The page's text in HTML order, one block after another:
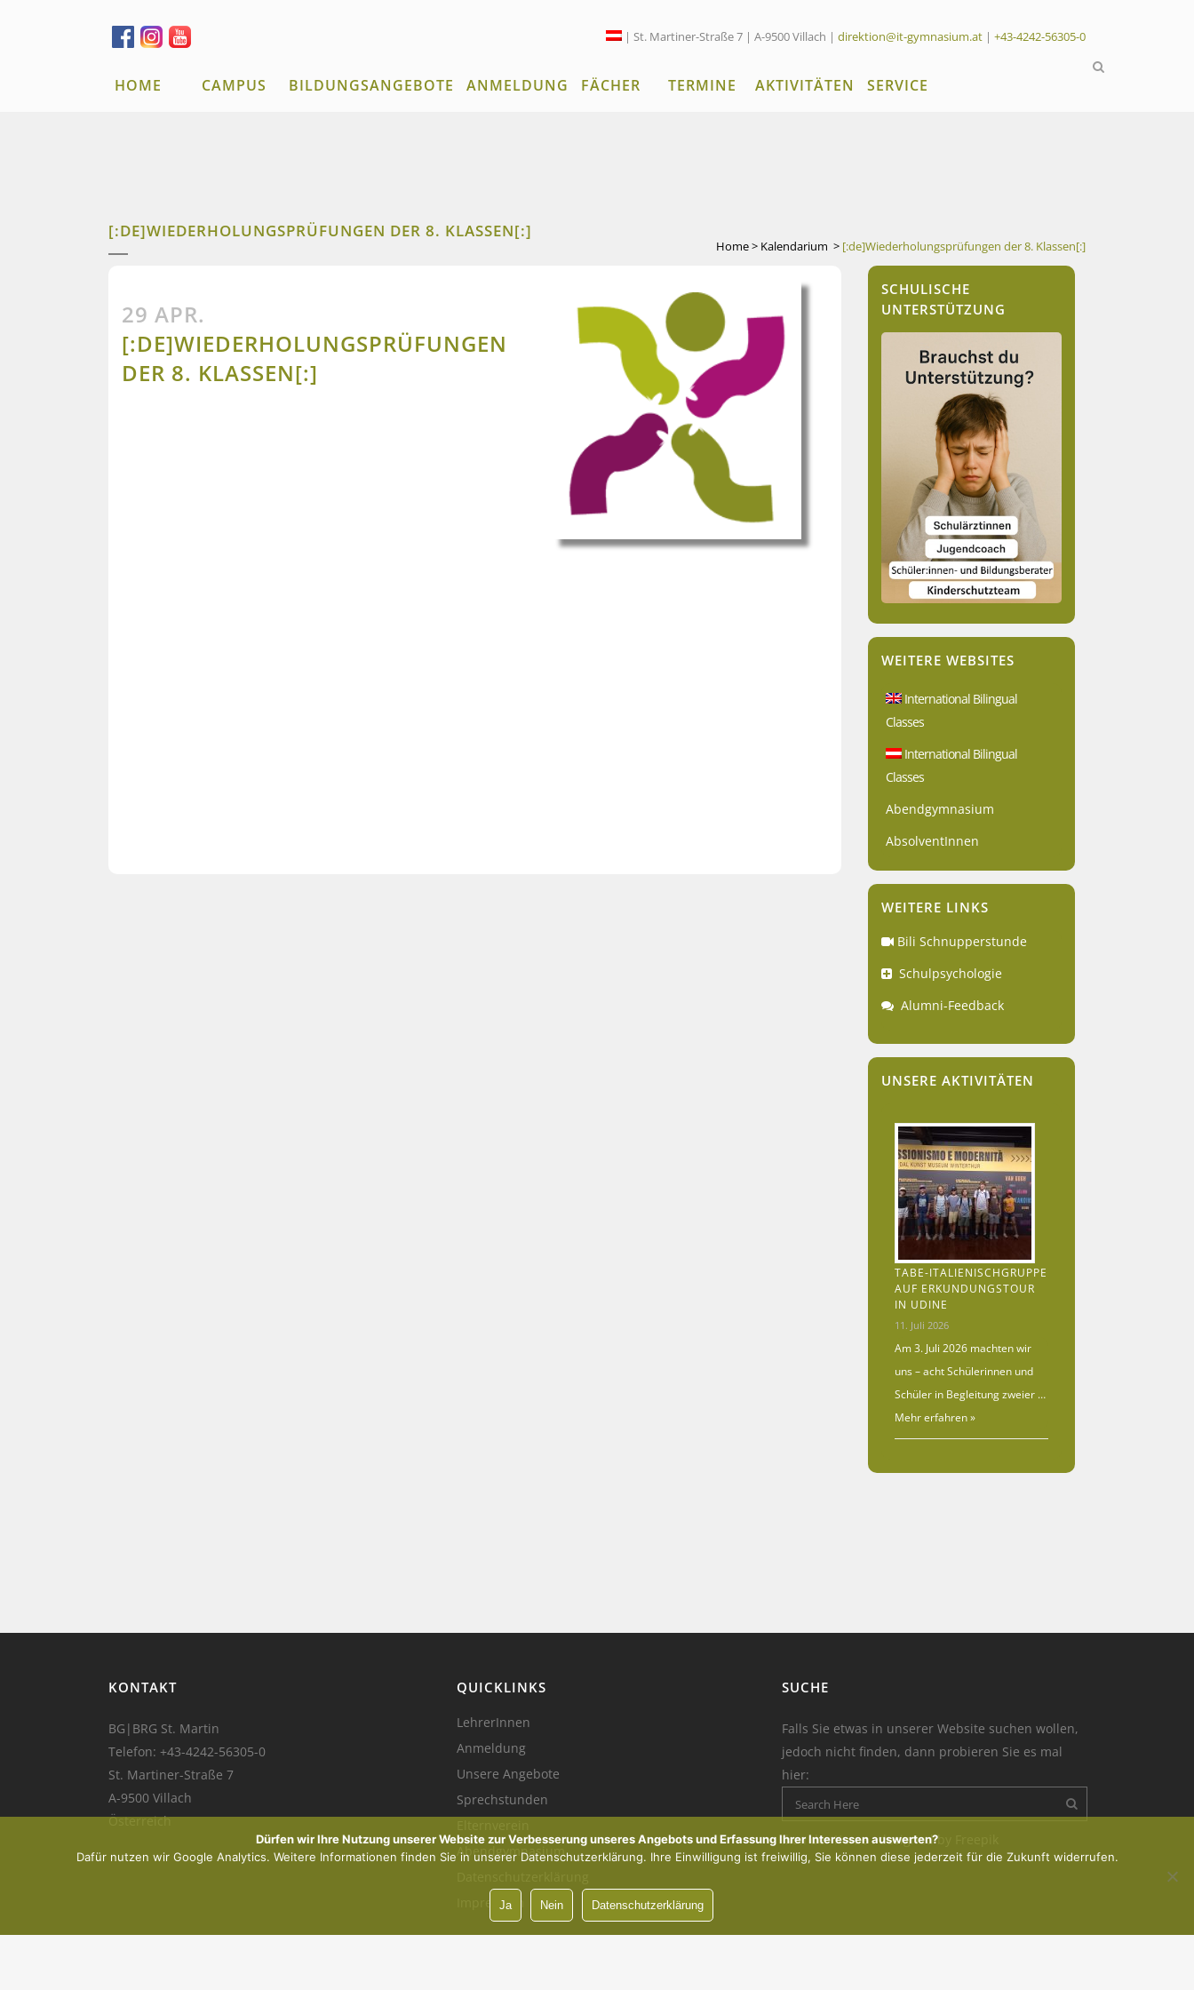
| St. Martiner-Straße 7 | A-9500 Villach | direktion@it-gymnasium.at | +43-4242-56305-0
HOME CAMPUS BILDUNGSANGEBOTE ANMELDUNG FÄCHER TERMINE AKTIVITÄTEN SERVICE
[:DE]WIEDERHOLUNGSPRÜFUNGEN DER 8. KLASSEN[:]
Home> Kalendarium > [:de]Wiederholungsprüfungen der 8. Klassen[:]
29 APR.
[:DE]WIEDERHOLUNGSPRÜFUNGEN
DER 8. KLASSEN[:]
SCHULISCHE
UNTERSTÜTZUNG
WEITERE WEBSITES
International Bilingual
Classes
International Bilingual
Classes
Abendgymnasium
AbsolventInnen
WEITERE LINKS
Bili Schnupperstunde
Schulpsychologie
Alumni-Feedback
UNSERE AKTIVITÄTEN
TABE-ITALIENISCHGRUPPE
AUF ERKUNDUNGSTOUR
IN UDINE
11. Juli 2026
Am 3. Juli 2026 machten wir
uns – acht Schülerinnen und
Schüler in Begleitung zweier …
Mehr erfahren »
KONTAKT
BG|BRG St. Martin
Telefon: +43-4242-56305-0
St. Martiner-Straße 7
A-9500 Villach
Österreich
QUICKLINKS
LehrerInnen
Anmeldung
Unsere Angebote
Sprechstunden
Abendgymnasium
Impressum
SUCHE
Falls Sie etwas in unserer Website suchen wollen,
jedoch nicht finden, dann probieren Sie es mal
hier:
Ikon der Kerze : designed by Freepik
Dürfen wir Ihre Nutzung unserer Website zur Verbesserung unseres Angebots und Erfassung Ihrer Interessen auswerten?
Dafür nutzen wir Google Analytics. Weitere Informationen finden Sie in unserer Datenschutzerklärung. Ihre Einwilligung ist freiwillig, Sie können diese jederzeit für die Zukunft widerrufen.
Ja Nein Datenschutzerklärung